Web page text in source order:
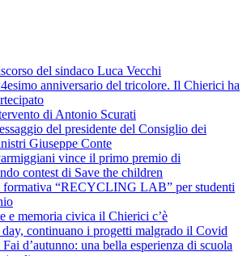
del sindaco Luca Vecchi
anniversario del tricolore. Il Chierici ha
di Antonio Scurati
del presidente del Consiglio dei
Giuseppe Conte
vince il primo premio di
contest di Save the children
formativa “RECYCLING LAB” per studenti
e memoria civica il Chierici c’è
day, continuano i progetti malgrado il Covid
d’autunno: una bella esperienza di scuola